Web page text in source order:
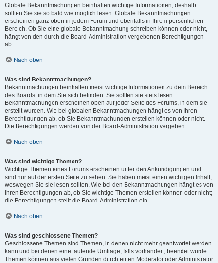
Globale Bekanntmachungen beinhalten wichtige Informationen, deshalb
sollten Sie sie so bald wie möglich lesen. Globale Bekanntmachungen
erscheinen ganz oben in jedem Forum und ebenfalls in Ihrem persönlichen
Bereich. Ob Sie eine globale Bekanntmachung schreiben können oder nicht,
hängt von den durch die Board-Administration vergebenen Berechtigungen
ab.
Nach oben
Was sind Bekanntmachungen?
Bekanntmachungen beinhalten meist wichtige Informationen zu dem Bereich
des Boards, in dem Sie sich befinden. Sie sollten sie stets lesen.
Bekanntmachungen erscheinen oben auf jeder Seite des Forums, in dem sie
erstellt wurden. Wie bei globalen Bekanntmachungen hängt es von Ihren
Berechtigungen ab, ob Sie Bekanntmachungen erstellen können oder nicht.
Die Berechtigungen werden von der Board-Administration vergeben.
Nach oben
Was sind wichtige Themen?
Wichtige Themen eines Forums erscheinen unter den Ankündigungen und
sind nur auf der ersten Seite zu sehen. Sie haben meist einen wichtigen Inhalt,
weswegen Sie sie lesen sollten. Wie bei den Bekanntmachungen hängt es von
Ihren Berechtigungen ab, ob Sie wichtige Themen erstellen können oder nicht;
die Berechtigungen stellt die Board-Administration ein.
Nach oben
Was sind geschlossene Themen?
Geschlossene Themen sind Themen, in denen nicht mehr geantwortet werden
kann und bei denen eine laufende Umfrage, falls vorhanden, beendet wurde.
Themen können aus vielen Gründen durch einen Moderator oder Administrator